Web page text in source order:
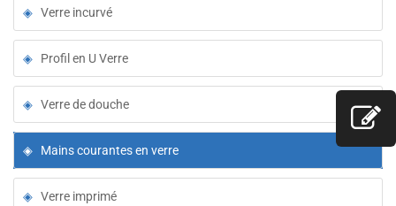
Verre incurvé
Profil en U Verre
Verre de douche
Mains courantes en verre
Verre imprimé